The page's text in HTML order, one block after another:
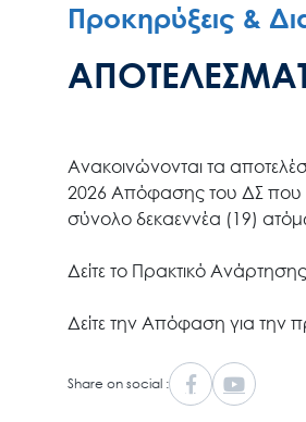
Προκηρύξεις &
Ανακοινώνονται τα
2026 Απόφασης του ΔΣ
σύνολο δεκαεννέα (19)
Δείτε το Πρακτικό
Δείτε την Απόφαση για
Share on social :